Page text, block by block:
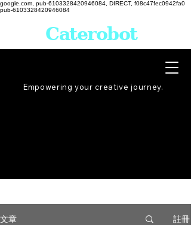
google.com, pub-6103328420946084, DIRECT, f08c47fec0942fa0
pub-6103328420946084
Empowering your creative journey.
Caterobot
文章 註冊